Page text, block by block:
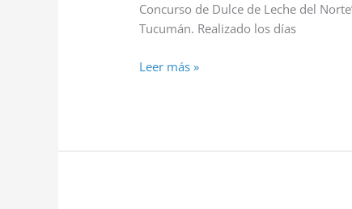
Concurso de Dulce de Leche del
Tucumán. Realizado los días
Leer más »